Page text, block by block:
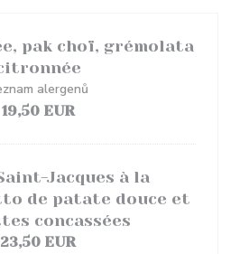
pak choï, grémolata
alergenů
19,50 EUR
Jacques à la
de patate douce et
concassées
23,50 EUR